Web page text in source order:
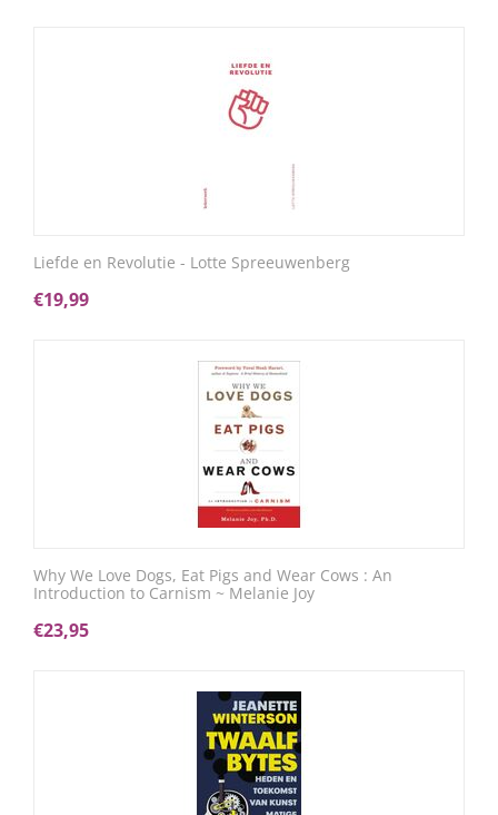
Liefde en Revolutie - Lotte Spreeuwenberg
€19,99
Why We Love Dogs, Eat Pigs and Wear Cows : An
Introduction to Carnism ~ Melanie Joy
€23,95